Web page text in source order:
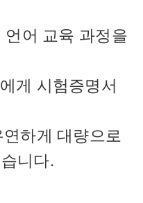
어 교육 과정을
게 시험증명서
하게 대량으로
니다.